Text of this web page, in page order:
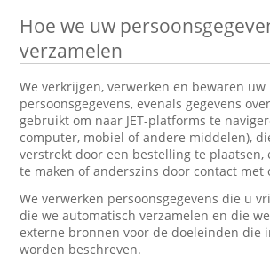
Hoe we uw
verzamelen
We verkrijgen, verwerken en bewaren uw
persoonsgegevens, evenals gegevens
gebruikt om naar JET-platforms te
computer, mobiel of andere middelen),
verstrekt door een bestelling te plaatsen,
te maken of anderszins door contact met
We verwerken persoonsgegevens die u
die we automatisch verzamelen en die
externe bronnen voor de doeleinden die
worden beschreven.